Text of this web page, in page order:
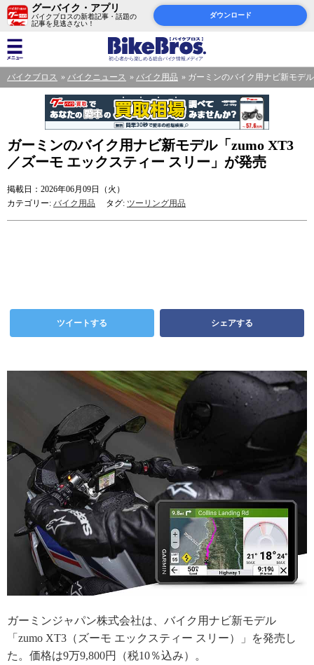
グーバイク・アプリ
バイクブロスの新着記事・話題の
記事を見逃さない！
ダウンロード
バイクブロス バイクニュース バイク用品 ガーミンのバイク用ナビ新モデ
ガーミンのバイク用ナビ新モデル「zumo XT3
／ズーモ エックスティー スリー」が発売
掲載日：2026年06月09日（火）
カテゴリー: バイク用品 タグ: ツーリング用品
ツイートする シェアする
ガーミンジャパン株式会社は、バイク用ナビ新モデル
「zumo XT3（ズーモ エックスティー スリー）」を発売し
た。価格は9万9,800円（税10％込み）。